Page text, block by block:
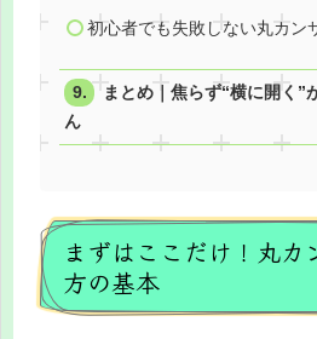
初心者でも失敗しない丸カン
まとめ｜焦らず“横に開く”
ん
まずはここだけ！丸カ
方の基本